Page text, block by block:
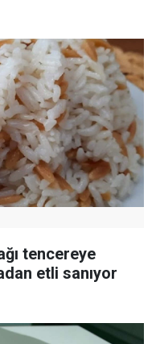
tencereye
etli sanıyor